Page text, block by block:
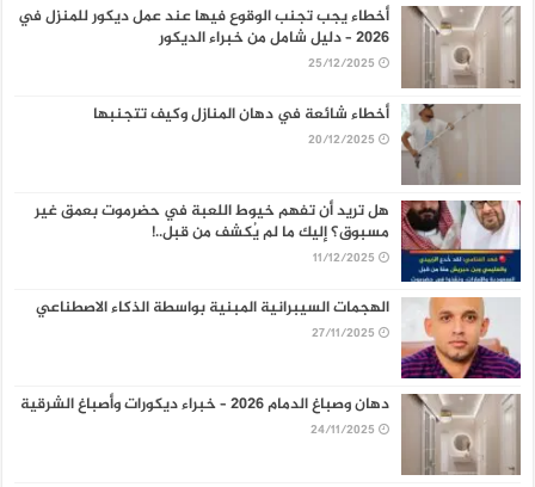
أخطاء يجب تجنب الوقوع فيها عند عمل ديكور للمنزل في
2026 – دليل شامل من خبراء الديكور
25/12/2025
أخطاء شائعة في دهان المنازل وكيف تتجنبها
20/12/2025
هل تريد أن تفهم خيوط اللعبة في حضرموت بعمق غير
مسبوق؟ إليك ما لم يُكشف من قبل..!
11/12/2025
الهجمات السيبرانية المبنية بواسطة الذكاء الاصطناعي
27/11/2025
دهان وصباغ الدمام 2026 – خبراء ديكورات وأصباغ الشرقية
24/11/2025